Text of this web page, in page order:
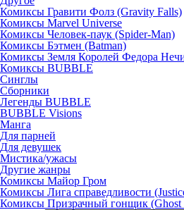
Комиксы Гравити Фолз (Gravity Falls)
Комиксы Marvel Universe
Комиксы Человек-паук (Spider-Man)
Комиксы Бэтмен (Batman)
Комиксы Земля Королей Федора
Комиксы BUBBLE
Синглы
Сборники
Легенды BUBBLE
BUBBLE Visions
Манга
Для парней
Для девушек
Мистика/ужасы
Другие жанры
Комиксы Майор Гром
Комиксы Лига справедливости
Комиксы Призрачный гонщик (Ghost